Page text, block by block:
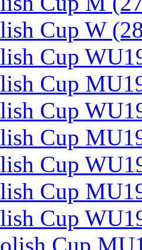
Cup W
Cup
Cup
Cup
Cup
Cup
Cup
Cup
Cup